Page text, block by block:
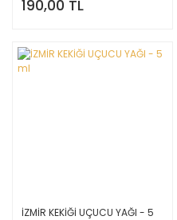
190,00 TL
İZMİR KEKİĞİ UÇUCU YAĞI - 5